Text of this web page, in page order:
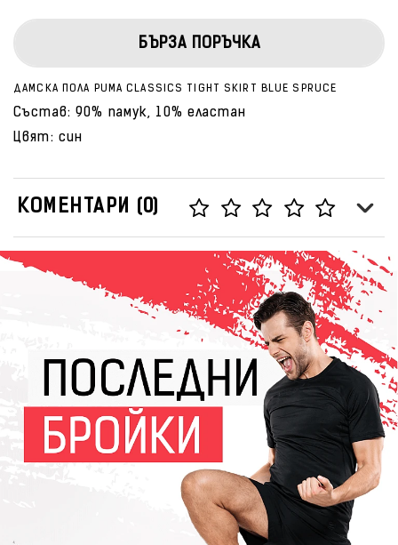
БЪРЗА ПОРЪЧКА
ДАМСКА ПОЛА PUMA CLASSICS TIGHT SKIRT BLUE SPRUCE
Състав: 90% памук, 10% еластан
Цвят: син
КОМЕНТАРИ (0)